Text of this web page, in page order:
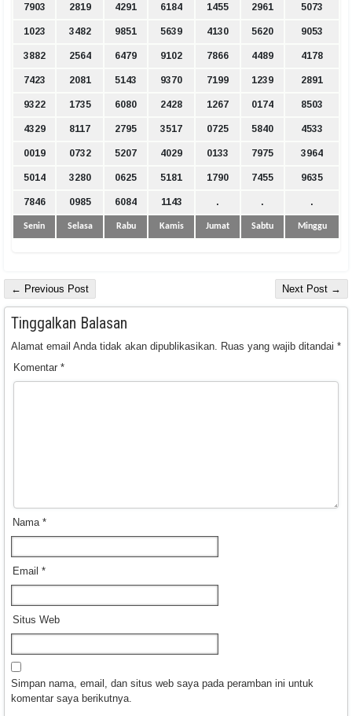
7903 2819 4291 6184 1455 2961 5073
1023 3482 9851 5639 4130 5620 9053
3882 2564 6479 9102 7866 4489 4178
7423 2081 5143 9370 7199 1239 2891
9322 1735 6080 2428 1267 0174 8503
4329 8117 2795 3517 0725 5840 4533
0019 0732 5207 4029 0133 7975 3964
5014 3280 0625 5181 1790 7455 9635
7846 0985 6084 1143 . . .
Senin Selasa Rabu Kamis Jumat Sabtu Minggu
← Previous Post Next Post →
Tinggalkan Balasan
Alamat email Anda tidak akan dipublikasikan. Ruas yang wajib ditandai *
Komentar *
Nama *
Email *
Situs Web
Simpan nama, email, dan situs web saya pada peramban ini untuk
komentar saya berikutnya.